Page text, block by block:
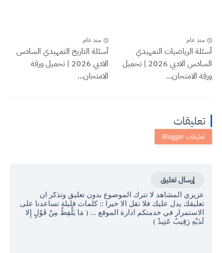
منذ عام
أسئلة الرياضيات التمهيدي
السادس الادبي 2026 | تحميل
ورقة الامتحان...
منذ عام
أسئلة التاريخ التمهيدي السادس
الادبي 2026 | تحميل ورقة
الامتحان...
تعليقات
إرسال تعليق
عزيزي المشاهد لا تترك الموضوع بدون تعليق وتذكر ان
تعليقك يدل عليك فلا تقل الا خيرا :: كلمات قليلة تساعدنا على
الاستمرار في خدمتكم ادارة الموقع ... ( مَا يَلْفِظُ مِنْ قَوْلٍ إِلا
لَدَيْهِ رَقِيبٌ عَتِيدٌ )